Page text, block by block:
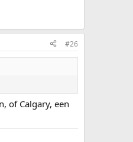
#26
of Calgary, een